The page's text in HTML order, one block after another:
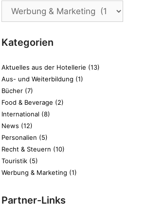
Beitragsarchiv
Kategorien
Aktuelles aus der Hotellerie (13)
Aus- und Weiterbildung (1)
Bücher (7)
Food & Beverage (2)
International (8)
News (12)
Personalien (5)
Recht & Steuern (10)
Touristik (5)
Werbung & Marketing (1)
Partner-Links